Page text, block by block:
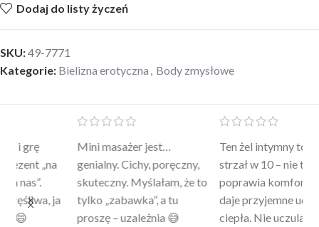
Dodaj do listy życzeń
SKU:49-7771
Kategorie: Bielizna erotyczna , Body zmysłowe
Mini masażer jest…
genialny. Cichy, poręczny,
skuteczny. Myślałam, że to
tylko „zabawka”, a tu
proszę – uzależnia 😅
Ten żel intymny to był
strzał w 10 – nie tylko
poprawia komfort, ale też
daje przyjemne uczucie
ciepła. Nie uczula, bez